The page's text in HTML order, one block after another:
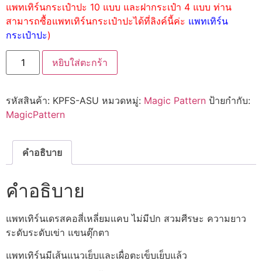
แพทเทิร์นกระเป๋าปะ 10 แบบ และฝากระเป๋า 4 แบบ ท่าน
สามารถซื้อแพทเทิร์นกระเป๋าปะได้ที่ลิงค์นี้ค่ะ แพทเทิร์น
กระเป๋าปะ)
หยิบใส่ตะกร้า
รหัสสินค้า: KPFS-ASU หมวดหมู่: Magic Pattern ป้ายกำกับ:
MagicPattern
คำอธิบาย
คำอธิบาย
แพทเทิร์นเดรสคอสี่เหลี่ยมแคบ ไม่มีปก สวมศีรษะ ความยาว
ระดับระดับเข่า แขนตุ๊กตา
แพทเทิร์นมีเส้นแนวเย็บและเผื่อตะเข็บเย็บแล้ว